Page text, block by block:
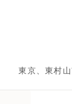
東京、東村